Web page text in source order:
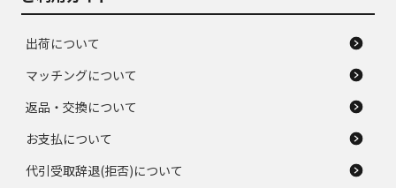
出荷について
マッチングについて
返品・交換について
お支払について
代引受取辞退(拒否)について